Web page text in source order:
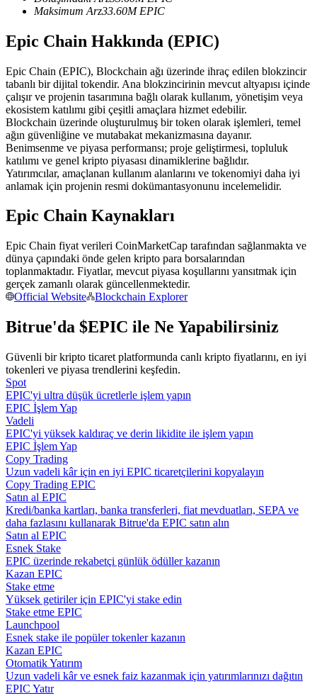
Kopya Ticaret
En iyi traderlarla güçlerinizi birleştirin
Kopya Tüccarı Olun
Kâr paylaşımı ve kopya ticaret komisyonlarının tadını çıkarın
Bilgi
Ticaret bilgileri vb. dahil olmak üzere büyük veri analizi.
Rehber
Vadeli İşlemler Başlangıç Kılavuzu
Maksimum Arz33.60M EPIC
Epic Chain Hakkında (EPIC)
Epic Chain (EPIC), Blockchain ağı üzerinde ihraç edilen blokzincir
tabanlı bir dijital tokendir. Ana blokzincirinin mevcut altyapısı içinde
çalışır ve projenin tasarımına bağlı olarak kullanım, yönetişim veya
ekosistem katılımı gibi çeşitli amaçlara hizmet edebilir.
Blockchain üzerinde oluşturulmuş bir token olarak işlemleri, temel
ağın güvenliğine ve mutabakat mekanizmasına dayanır.
Benimsenme ve piyasa performansı; proje geliştirmesi, topluluk
katılımı ve genel kripto piyasası dinamiklerine bağlıdır.
Yatırımcılar, amaçlanan kullanım alanlarını ve tokenomiyi daha iyi
anlamak için projenin resmi dokümantasyonunu incelemelidir.
Epic Chain Kaynakları
Epic Chain fiyat verileri CoinMarketCap tarafından sağlanmakta ve
dünya çapındaki önde gelen kripto para borsalarından
toplanmaktadır. Fiyatlar, mevcut piyasa koşullarını yansıtmak için
gerçek zamanlı olarak güncellenmektedir.
Official Website
Blockchain Explorer
Bitrue'da $EPIC ile Ne Yapabilirsiniz
Güvenli bir kripto ticaret platformunda canlı kripto fiyatlarını, en iyi
tokenleri ve piyasa trendlerini keşfedin.
Spot
EPIC'yi ultra düşük ücretlerle işlem yapın
EPIC İşlem Yap
Vadeli
EPIC'yi yüksek kaldıraç ve derin likidite ile işlem yapın
EPIC İşlem Yap
Copy Trading
Uzun vadeli kâr için en iyi EPIC ticaretçilerini kopyalayın
Copy Trading EPIC
Satın al EPIC
Kredi/banka kartları, banka transferleri, fiat mevduatları, SEPA ve
daha fazlasını kullanarak Bitrue'da EPIC satın alın
Satın al EPIC
Esnek Stake
EPIC üzerinde rekabetçi günlük ödüller kazanın
Kazan EPIC
Stake etme
Yüksek getiriler için EPIC'yi stake edin
Stake etme EPIC
Launchpool
Esnek stake ile popüler tokenler kazanın
Kazan EPIC
Otomatik Yatırım
Uzun vadeli kâr ve esnek faiz kazanmak için yatırımlarınızı dağıtın
EPIC Yatır